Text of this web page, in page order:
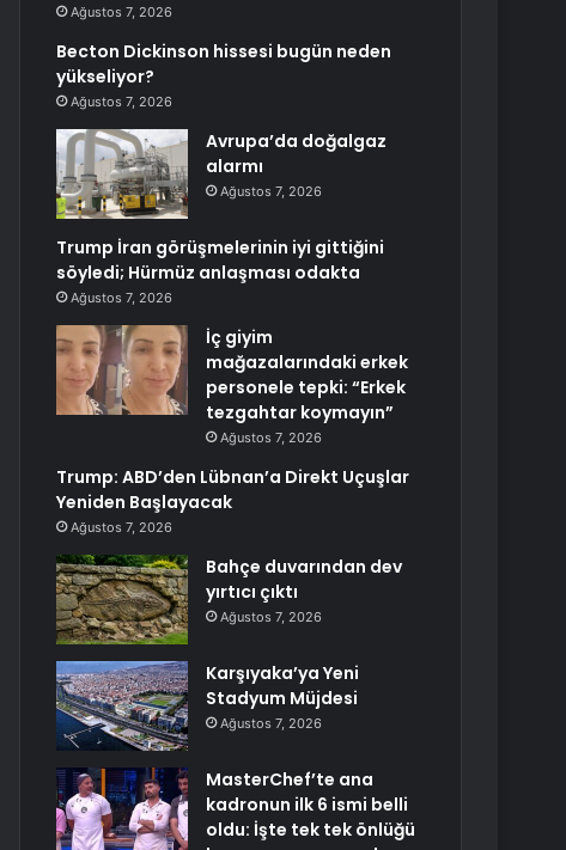
Ağustos 7, 2026
Becton Dickinson hissesi bugün neden
yükseliyor?
Ağustos 7, 2026
Avrupa’da doğalgaz
alarmı
Ağustos 7, 2026
Trump İran görüşmelerinin iyi gittiğini
söyledi; Hürmüz anlaşması odakta
Ağustos 7, 2026
İç giyim
mağazalarındaki erkek
personele tepki: “Erkek
tezgahtar koymayın”
Ağustos 7, 2026
Trump: ABD’den Lübnan’a Direkt Uçuşlar
Yeniden Başlayacak
Ağustos 7, 2026
Bahçe duvarından dev
yırtıcı çıktı
Ağustos 7, 2026
Karşıyaka’ya Yeni
Stadyum Müjdesi
Ağustos 7, 2026
MasterChef’te ana
kadronun ilk 6 ismi belli
oldu: İşte tek tek önlüğü